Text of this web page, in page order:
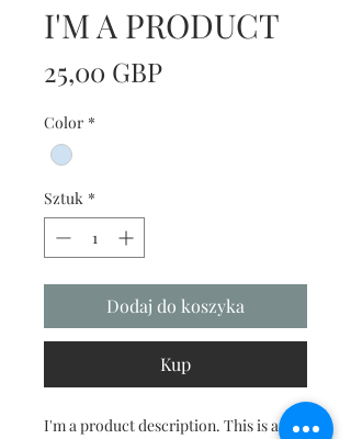
I'M A PRODUCT
25,00 GBPCena
Color *
Sztuk *
Dodaj do koszyka
Kup
I'm a product description. This is a